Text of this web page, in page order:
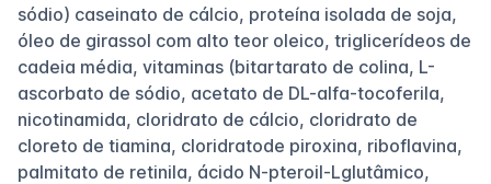
sódio) caseinato de cálcio, proteína isolada de soja,
óleo de girassol com alto teor oleico, triglicerídeos de
cadeia média, vitaminas (bitartarato de colina, L-
ascorbato de sódio, acetato de DL-alfa-tocoferila,
nicotinamida, cloridrato de cálcio, cloridrato de
cloreto de tiamina, cloridratode piroxina, riboflavina,
palmitato de retinila, ácido N-pteroil-Lglutâmico,